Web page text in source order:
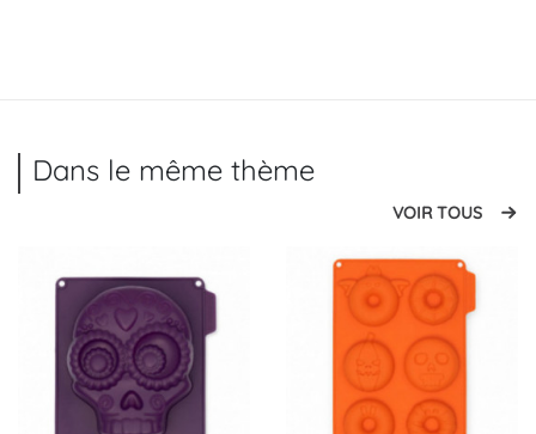
Dans le même thème
VOIR TOUS